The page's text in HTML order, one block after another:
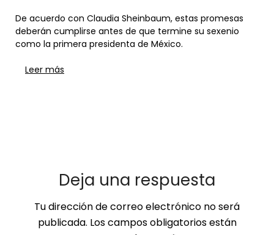
De acuerdo con Claudia Sheinbaum, estas promesas
deberán cumplirse antes de que termine su sexenio
como la primera presidenta de México.
Leer más
Deja una respuesta
Tu dirección de correo electrónico no será
publicada. Los campos obligatorios están